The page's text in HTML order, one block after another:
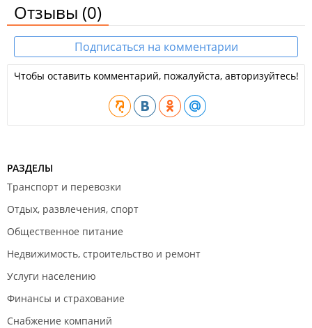
Отзывы (0)
Подписаться на комментарии
Чтобы оставить комментарий, пожалуйста, авторизуйтесь!
РАЗДЕЛЫ
Транспорт и перевозки
Отдых, развлечения, спорт
Общественное питание
Недвижимость, строительство и ремонт
Услуги населению
Финансы и страхование
Снабжение компаний